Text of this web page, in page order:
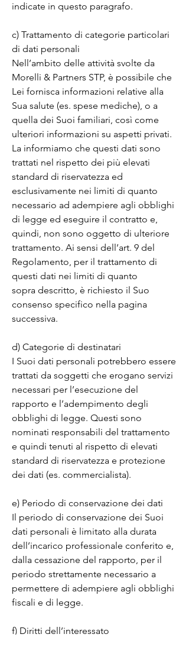
indicate in questo paragrafo.
c) Trattamento di categorie particolari
di dati personali
Nell’ambito delle attività svolte da
Morelli & Partners STP, è possibile che
Lei fornisca informazioni relative alla
Sua salute (es. spese mediche), o a
quella dei Suoi familiari, così come
ulteriori informazioni su aspetti privati.
La informiamo che questi dati sono
trattati nel rispetto dei più elevati
standard di riservatezza ed
esclusivamente nei limiti di quanto
necessario ad adempiere agli obblighi
di legge ed eseguire il contratto e,
quindi, non sono oggetto di ulteriore
trattamento. Ai sensi dell’art. 9 del
Regolamento, per il trattamento di
questi dati nei limiti di quanto
sopra descritto, è richiesto il Suo
consenso specifico nella pagina
successiva.
d) Categorie di destinatari
I Suoi dati personali potrebbero essere
trattati da soggetti che erogano servizi
necessari per l’esecuzione del
rapporto e l’adempimento degli
obblighi di legge. Questi sono
nominati responsabili del trattamento
e quindi tenuti al rispetto di elevati
standard di riservatezza e protezione
dei dati (es. commercialista).
e) Periodo di conservazione dei dati
Il periodo di conservazione dei Suoi
dati personali è limitato alla durata
dell’incarico professionale conferito e,
dalla cessazione del rapporto, per il
periodo strettamente necessario a
permettere di adempiere agli obblighi
fiscali e di legge.
f) Diritti dell’interessato